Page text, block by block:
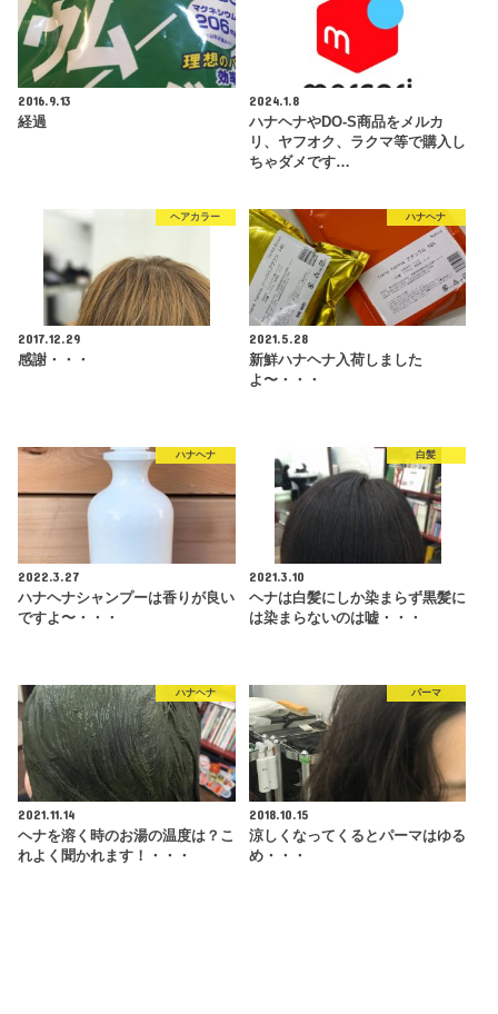
2016.9.13
経過
2024.1.8
ハナヘナやDO-S商品をメルカ
リ、ヤフオク、ラクマ等で購入し
ちゃダメです…
ヘアカラー
2017.12.29
感謝・・・
ハナヘナ
2021.5.28
新鮮ハナヘナ入荷しました
よ〜・・・
ハナヘナ
2022.3.27
ハナヘナシャンプーは香りが良い
ですよ〜・・・
白髪
2021.3.10
ヘナは白髪にしか染まらず黒髪に
は染まらないのは嘘・・・
ハナヘナ
2021.11.14
ヘナを溶く時のお湯の温度は？こ
れよく聞かれます！・・・
パーマ
2018.10.15
涼しくなってくるとパーマはゆる
め・・・